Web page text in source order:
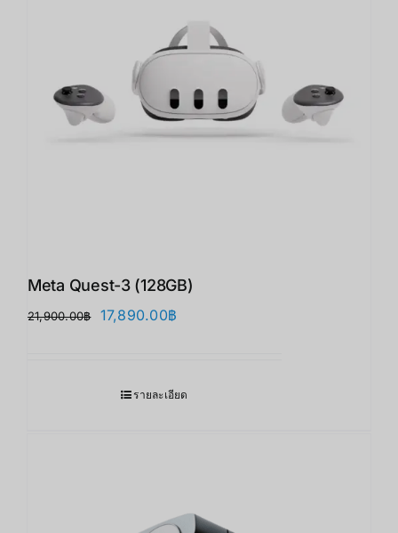
Meta Quest-3 (128GB)
21,900.00฿
Original
21,900.00฿.
17,890.00฿
รายละเอียด